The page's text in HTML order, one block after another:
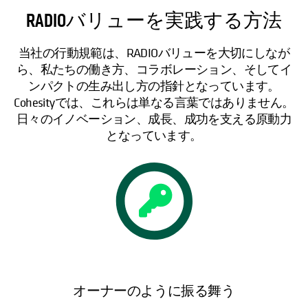
RADIOバリューを実践する方法
当社の行動規範は、RADIOバリューを大切にしなが
ら、私たちの働き方、コラボレーション、そしてイ
ンパクトの生み出し方の指針となっています。
Cohesityでは、これらは単なる言葉ではありません。
日々のイノベーション、成長、成功を支える原動力
となっています。
オーナーのように振る舞う